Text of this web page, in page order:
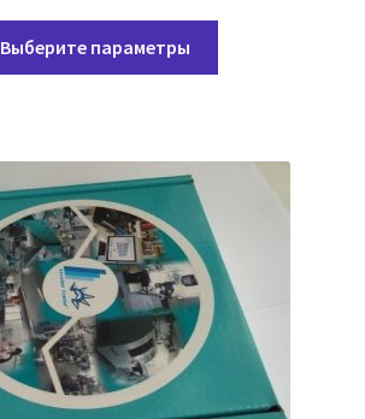
Выберите параметры
Опции
выбрать
на
странице
товара.